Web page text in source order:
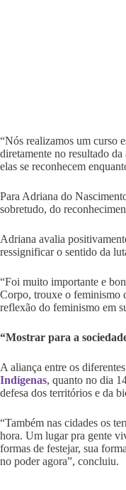
“Nós realizamos um curso
diretamente no resultado
elas se reconhecem
Para Adriana do
sobretudo, do
Adriana avalia
ressignificar o sentido da
“Foi muito importante e
Corpo, trouxe o feminismo
reflexão do feminismo em
“Mostrar para a
A aliança entre os
Indígenas, quanto no dia
defesa dos territórios e da
“Também nas cidades os
hora. Um lugar pra gente
formas de festejar, sua
no poder agora”, concluiu.